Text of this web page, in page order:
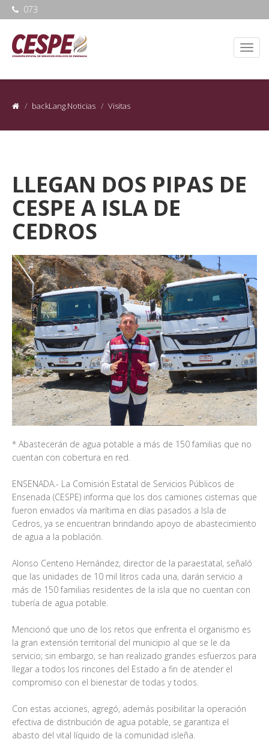
073
backLang.Noticias Visitas
LLEGAN DOS PIPAS DE
CESPE A ISLA DE
CEDROS
* Abastecerán de agua potable a más de 150 familias que no
cuentan con cobertura en red.
ENSENADA.- La Comisión Estatal de Servicios Públicos de
Ensenada (CESPE) informa que los dos camiones cisternas que
fueron enviados vía marítima en días pasados a Isla de
Cedros, ya se encuentran brindando apoyo de abastecimiento
de agua a la población.
Alonso Centeno Hernández, director de la paraestatal, señaló
que las unidades de 10 mil litros cada una, darán servicio a
más de 150 familias residentes de la isla que no cuentan con
tubería de agua potable.
Mencionó que uno de los retos que enfrenta el organismo es
la gran extensión territorial del municipio al que se le da
servicio; sin embargo, se han realizado grandes esfuerzos para
llegar a todos los rincones del Estado a fin de atender el
compromiso con el bienestar de todas y todos.
Con estas acciones, agregó, además posibilitar la operación
efectiva de distribución de agua potable, se garantiza el
abasto del vital líquido de la comunidad isleña.